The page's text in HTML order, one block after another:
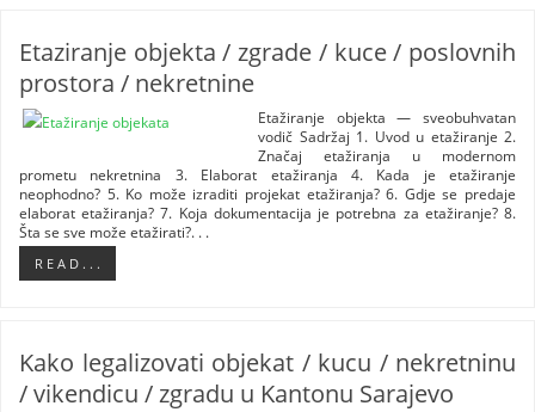
Etaziranje objekta / zgrade / kuce / poslovnih
prostora / nekretnine
Etažiranje objekta — sveobuhvatan
vodič Sadržaj 1. Uvod u etažiranje 2.
Značaj etažiranja u modernom
prometu nekretnina 3. Elaborat etažiranja 4. Kada je etažiranje
neophodno? 5. Ko može izraditi projekat etažiranja? 6. Gdje se predaje
elaborat etažiranja? 7. Koja dokumentacija je potrebna za etažiranje? 8.
Šta se sve može etažirati?. . .
R E A D . . .
Kako legalizovati objekat / kucu / nekretninu
/ vikendicu / zgradu u Kantonu Sarajevo